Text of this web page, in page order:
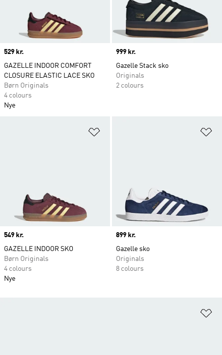
Price
529 kr.
GAZELLE INDOOR COMFORT
CLOSURE ELASTIC LACE SKO
Børn Originals
4 colours
Nye
Price
999 kr.
Gazelle Stack sko
Originals
2 colours
Price
549 kr.
GAZELLE INDOOR SKO
Børn Originals
4 colours
Nye
Price
899 kr.
Gazelle sko
Originals
8 colours